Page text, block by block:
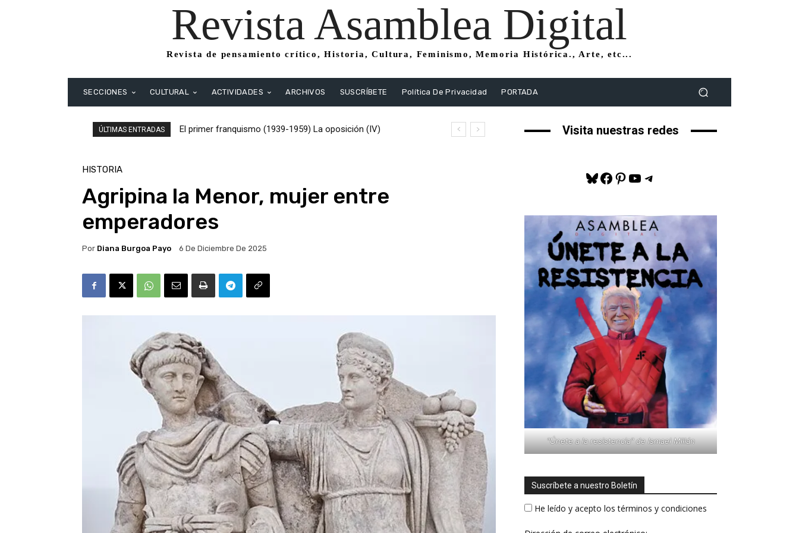
Revista Asamblea Digital
Revista de pensamiento crítico, Historia, Cultura, Feminismo, Memoria Histórica., Arte, etc...
SECCIONES CULTURAL ACTIVIDADES ARCHIVOS SUSCRÍBETE Política De Privacidad PORTADA
ÚLTIMAS ENTRADAS
El primer franquismo (1939-1959) La oposición (IV)
El primer franquismo (1939-1959) La oposición (III) El PSOE
HISTORIA
Agripina la Menor, mujer entre
emperadores
Por Diana Burgoa Payo 6 De Diciembre De 2025
Visita nuestras redes
Bluesky
Facebook
Pinterest
YouTube
Telegram
"Únete a la resistencia" de Ismael Millán
Suscríbete a nuestro Boletín
He leído y acepto los términos y condiciones